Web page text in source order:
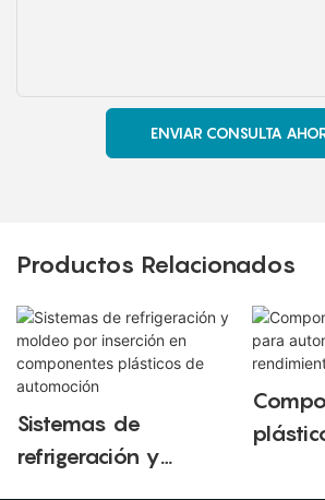
ENVIAR CONSULTA
Productos Relacionados
Sistemas de
refrigeración y